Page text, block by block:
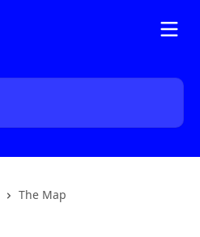
The Map